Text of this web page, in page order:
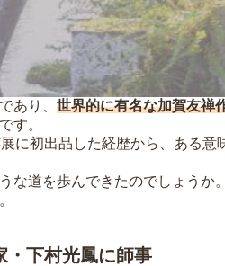
あり、 世界的に有名な加賀友禅
です。
に初出品した経歴から、ある意
な道を歩んできたのでしょうか。
・下村光鳳に師事